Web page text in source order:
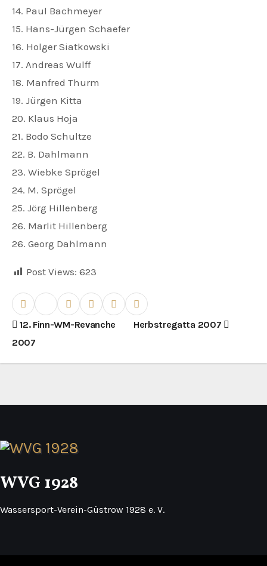
14. Paul Bachmeyer
15. Hans-Jürgen Schaefer
16. Holger Siatkowski
17. Andreas Wulff
18. Manfred Thurm
19. Jürgen Kitta
20. Klaus Hoja
21. Bodo Schultze
22. B. Dahlmann
23. Wiebke Sprögel
24. M. Sprögel
25. Jörg Hillenberg
26. Marlit Hillenberg
26. Georg Dahlmann
Post Views: 623
B
e
t
a
g
12. Finn-WM-Revanche
2007
Herbstregatta 2007
WVG 1928
Wassersport-Verein-Güstrow 1928 e. V.